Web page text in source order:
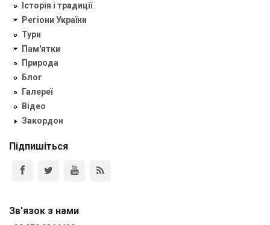
Історія і традиції
Регіони України
Тури
Пам'ятки
Природа
Блог
Галереї
Відео
Закордон
Підпишіться
Зв'язок з нами